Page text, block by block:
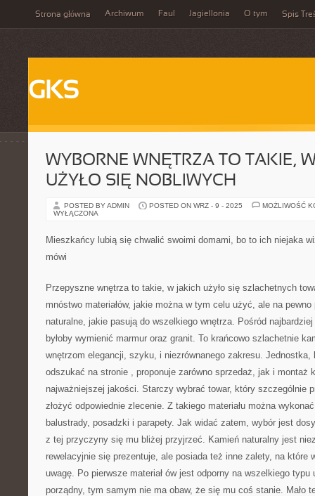
Strona główna Archiwum Faul Jagiellonia O tym Spis
GKS
WYBORNE WNĘTRZA TO TAKIE,
UŻYŁO SIĘ NOBLIWYCH
POSTED BY ADMIN POSTED ON WRZ - 9 - 2025
MOŻLIWOŚĆ
WYŁĄCZONA
Mieszkańcy lubią się chwalić swoimi domami, bo to ich niejaka
mówi
Przepyszne wnętrza to takie, w jakich użyło się szlachetnych
mnóstwo materiałów, jakie można w tym celu użyć, ale na
naturalne, jakie pasują do wszelkiego wnętrza. Pośród
byłoby wymienić marmur oraz granit. To krańcowo szlachetnie
wnętrzom elegancji, szyku, i niezrównanego zakresu. Jednostka,
odszukać na stronie , proponuje zarówno sprzedaż, jak i montaż
najważniejszej jakości. Starczy wybrać towar, który szczególnie
złożyć odpowiednie zlecenie. Z takiego materiału można
balustrady, posadzki i parapety. Jak widać zatem, wybór jest
z tej przyczyny się mu bliżej przyjrzeć. Kamień naturalny jest
rewelacyjnie się prezentuje, ale posiada też inne zalety, na które
uwagę. Po pierwsze materiał ów jest odporny na wszelkiego
porządny, tym samym nie ma obaw, że się mu coś stanie. Mało